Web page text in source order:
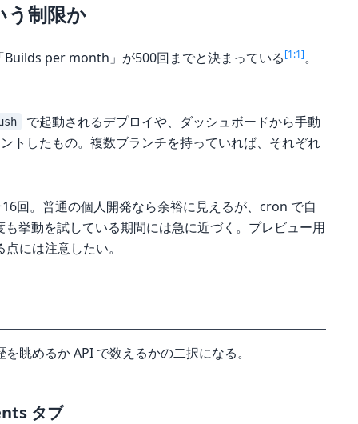
う制限か
per month」が500回までと決まっている[1:1]。
で起動されるデプロイや、ダッシュボードから手動
トしたもの。複数ブランチを持っていれば、それぞれ
回。普通の個人開発なら余裕に見えるが、cron で自
挙動を試している期間には急に近づく。プレビュー用
には注意したい。
眺めるか API で数えるかの二択になる。
タブ